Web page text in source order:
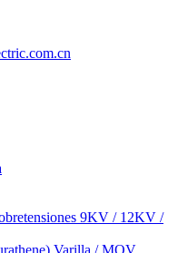
9KV / 12KV /
Varilla / MOV